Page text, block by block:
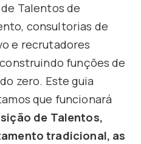
Talentos de
consultorias de
e recrutadores
funções de
zero. Este guia
que funcionará
de Talentos,
tradicional, as